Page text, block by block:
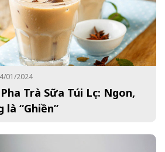
01/2024
Trà Sữa Túi Lọc: Ngon,
là “Ghiền”